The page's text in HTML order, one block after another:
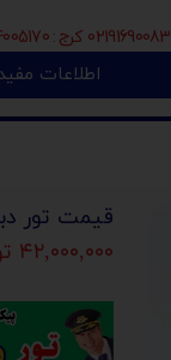
اطلاعات
قیمت تور
۴۲,۰۰۰,۰۰۰ تومان